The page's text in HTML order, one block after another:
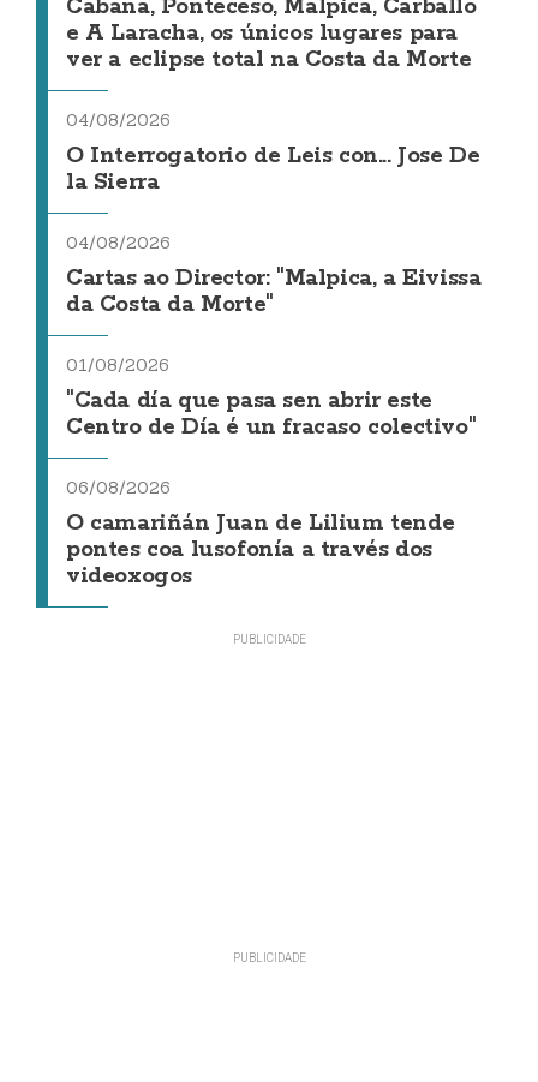
Cabana, Ponteceso, Malpica, Carballo
e A Laracha, os únicos lugares para
ver a eclipse total na Costa da Morte
04/08/2026
O Interrogatorio de Leis con... Jose De
la Sierra
04/08/2026
Cartas ao Director: "Malpica, a Eivissa
da Costa da Morte"
01/08/2026
"Cada día que pasa sen abrir este
Centro de Día é un fracaso colectivo"
06/08/2026
O camariñán Juan de Lilium tende
pontes coa lusofonía a través dos
videoxogos